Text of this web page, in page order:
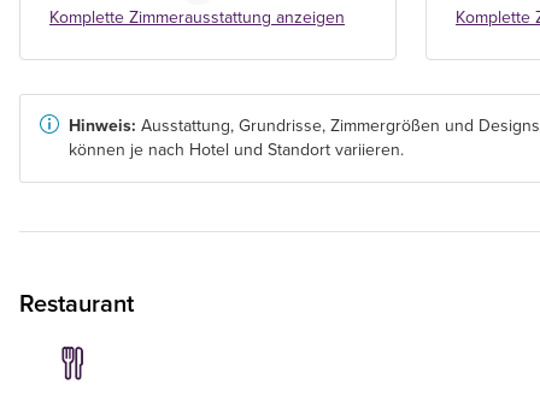
Komplette Zimmerausstattung anzeigen Komplette
Hinweis: Ausstattung, Grundrisse, Zimmergrößen und Designs
können je nach Hotel und Standort variieren.
Restaurant